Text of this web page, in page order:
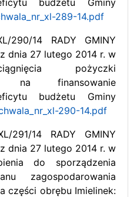
289-14.pdf
290/14 RADY GMINY
z dnia 27 lutego 2014 r. w
pożyczki
na finansowanie
budżetu Gminy
290-14.pdf
291/14 RADY GMINY
z dnia 27 lutego 2014 r. w
do sporządzenia
zagospodarowania
części obrębu Imielinek: